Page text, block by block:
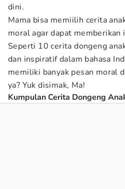
dini.
Mama bisa memiilih cerita
moral agar dapat memberikan
Seperti 10 cerita dongeng
dan inspiratif dalam bahasa
memiliki banyak pesan moral
ya? Yuk disimak, Ma!
Kumpulan Cerita Dongeng